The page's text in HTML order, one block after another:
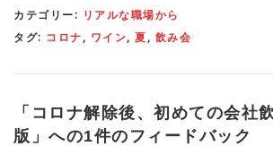
カテゴリー: リアルな職場から
タグ: コロナ, ワイン, 夏, 飲み会
「 コロナ解除後、初めての会社
版 」への1件のフィードバック